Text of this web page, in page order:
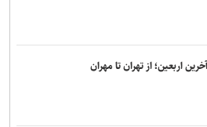
محصول؛ نخستین گام صادرات موفق صنایع
گزارشگری و بازی ویدئویی؛ روایت زندگی
را متحول کرد
اربعین؛ از تهران تا مهران